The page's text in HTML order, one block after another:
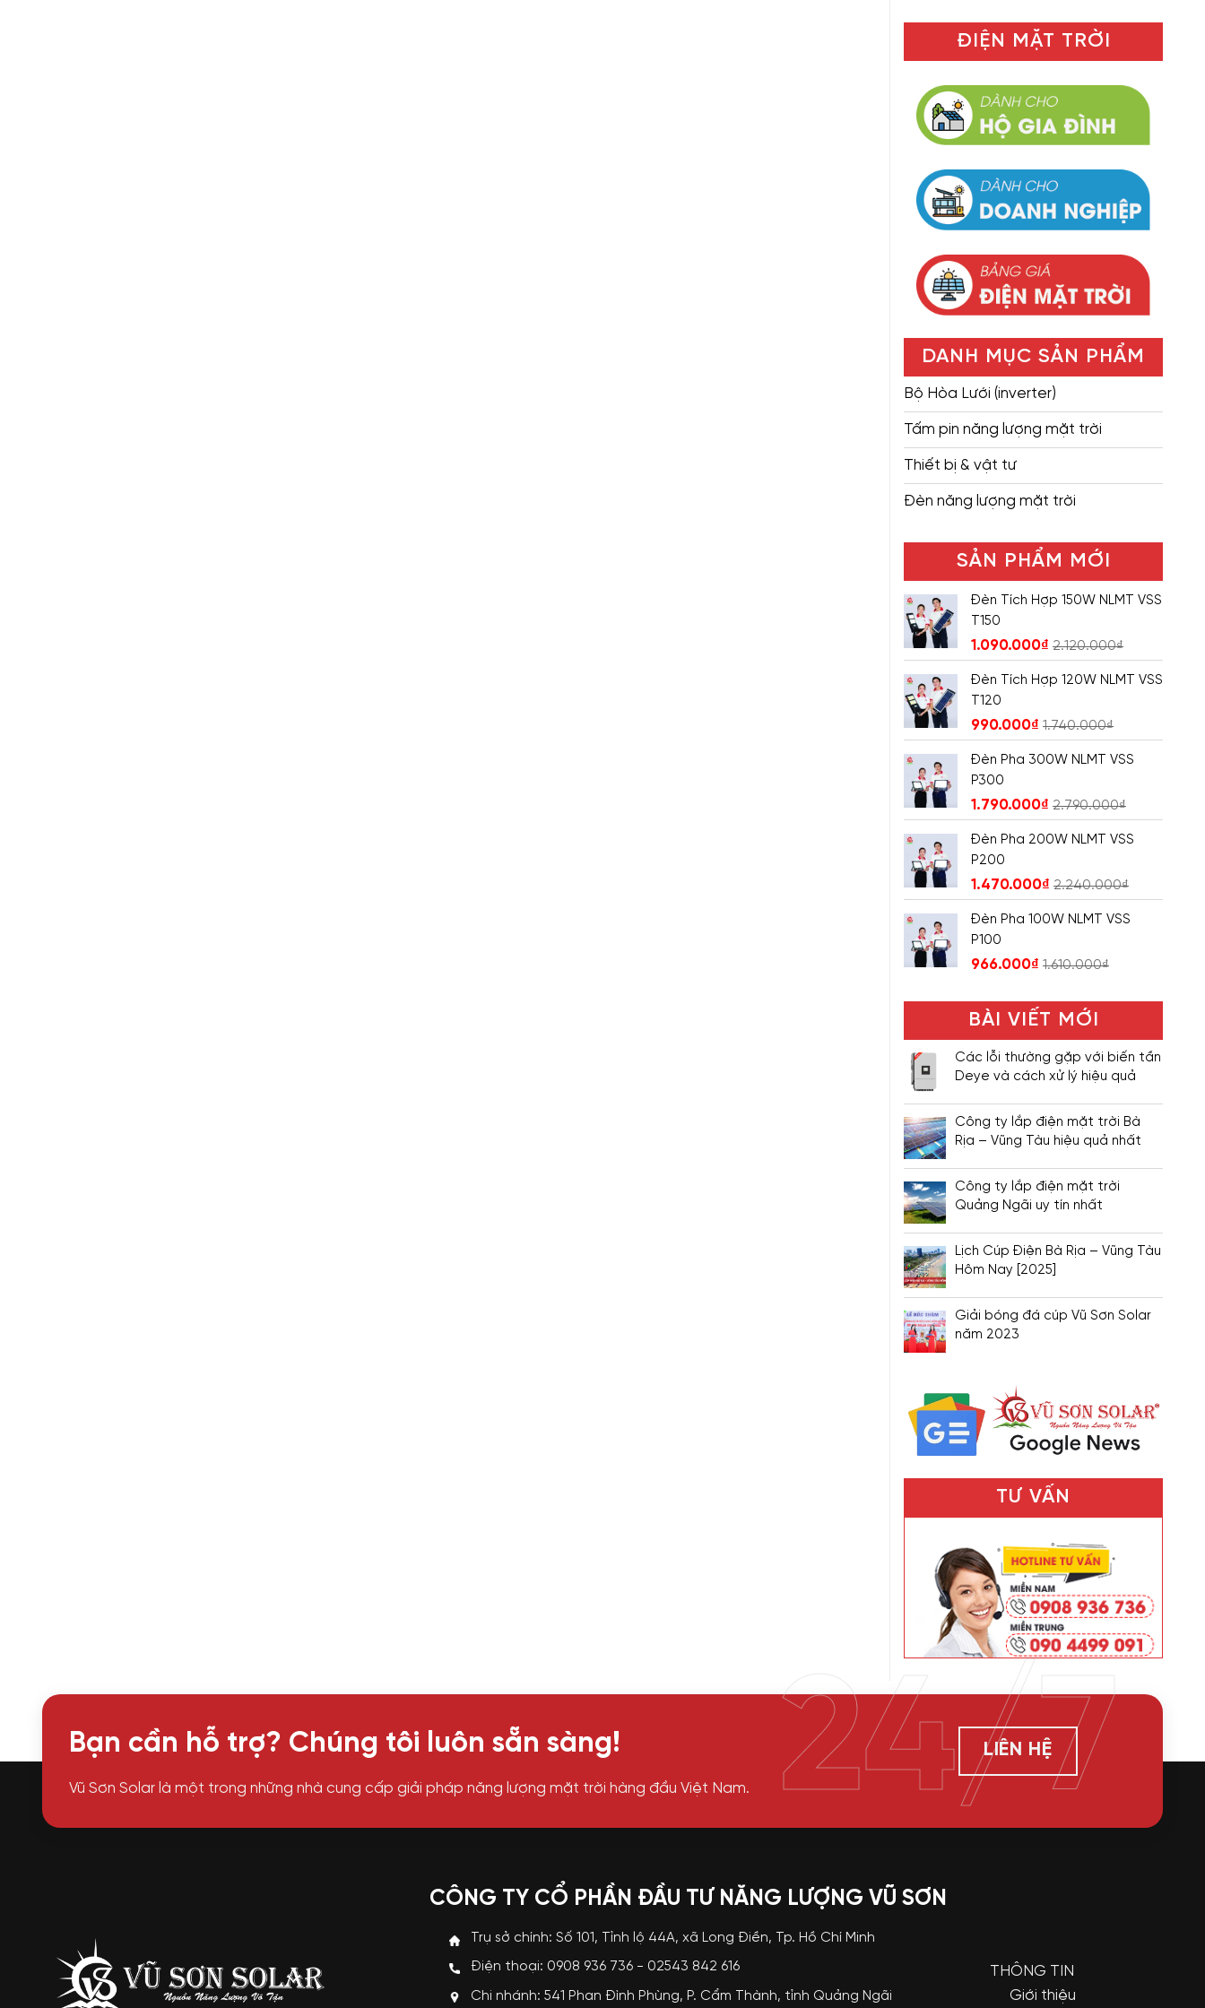
ĐIỆN MẶT TRỜI
DANH MỤC SẢN PHẨM
Bộ Hòa Lưới (inverter)
Tấm pin năng lượng mặt trời
Thiết bị & vật tư
Đèn năng lượng mặt trời
SẢN PHẨM MỚI
Đèn Tích Hợp 150W NLMT VSS
T150
1.090.000₫ 2.120.000₫
Đèn Tích Hợp 120W NLMT VSS
T120
990.000₫ 1.740.000₫
Đèn Pha 300W NLMT VSS
P300
1.790.000₫ 2.790.000₫
Đèn Pha 200W NLMT VSS
P200
1.470.000₫ 2.240.000₫
Đèn Pha 100W NLMT VSS
P100
966.000₫ 1.610.000₫
BÀI VIẾT MỚI
Các lỗi thường gặp với biến tần
Deye và cách xử lý hiệu quả
Công ty lắp điện mặt trời Bà
Rịa – Vũng Tàu hiệu quả nhất
Công ty lắp điện mặt trời
Quảng Ngãi uy tín nhất
Lịch Cúp Điện Bà Rịa – Vũng Tàu
Hôm Nay [2025]
Giải bóng đá cúp Vũ Sơn Solar
năm 2023
TƯ VẤN
Bạn cần hỗ trợ? Chúng tôi luôn sẵn sàng!
Vũ Sơn Solar là một trong những nhà cung cấp giải pháp năng lượng mặt trời hàng đầu Việt Nam.
LIÊN HỆ
24/7
CÔNG TY CỔ PHẦN ĐẦU TƯ NĂNG LƯỢNG VŨ SƠN
Trụ sở chính: Số 101, Tỉnh lộ 44A, xã Long Điền, Tp. Hồ Chí Minh
Điện thoại: 0908 936 736 - 02543 842 616
Chi nhánh: 541 Phan Đình Phùng, P. Cẩm Thành, tỉnh Quảng Ngãi
THÔNG TIN
Giới thiệu